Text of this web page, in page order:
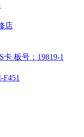
店
板号：19819-1